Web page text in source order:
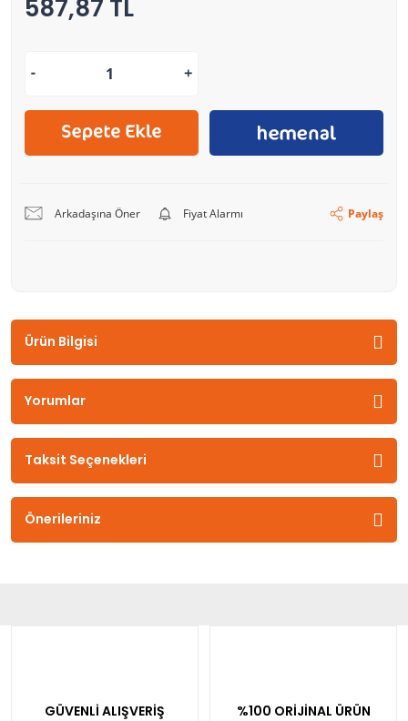
587,87 TL
Arkadaşına Öner Fiyat Alarmı Paylaş
Ürün Bilgisi
Yorumlar
Taksit Seçenekleri
Önerileriniz
GÜVENLİ ALIŞVERİŞ %100 ORİJİNAL ÜRÜN